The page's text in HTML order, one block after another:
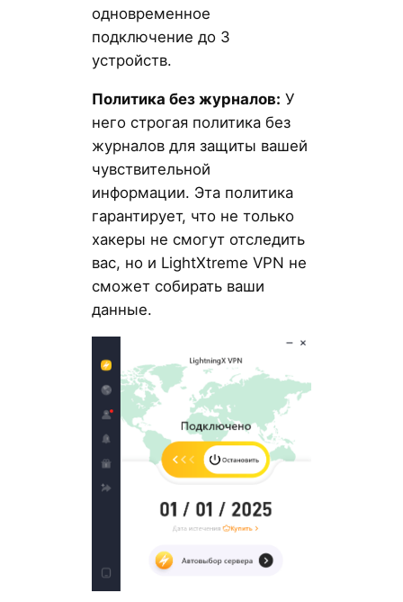
одновременное
подключение до 3
устройств.
Политика без журналов: У
него строгая политика без
журналов для защиты вашей
чувствительной
информации. Эта политика
гарантирует, что не только
хакеры не смогут отследить
вас, но и LightXtreme VPN не
сможет собирать ваши
данные.